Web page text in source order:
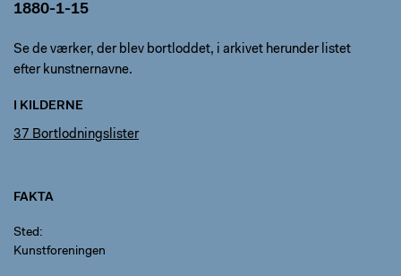
1880-1-15
Se de værker, der blev bortloddet, i arkivet herunder listet
efter kunstnernavne.
I KILDERNE
37 Bortlodningslister
FAKTA
Sted
Kunstforeningen